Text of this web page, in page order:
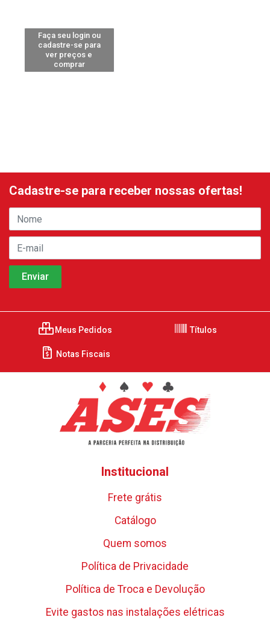
Faça seu login ou
cadastre-se para
ver preços e
comprar
Cadastre-se para receber nossas ofertas!
Meus Pedidos Títulos
Notas Fiscais
Institucional
Frete grátis
Catálogo
Quem somos
Política de Privacidade
Política de Troca e Devolução
Evite gastos nas instalações elétricas